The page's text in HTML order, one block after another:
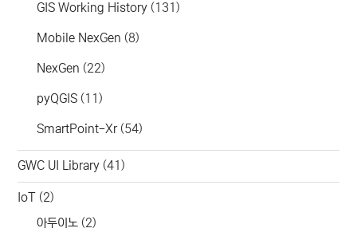
GIS Working History (131)
Mobile NexGen (8)
NexGen (22)
pyQGIS (11)
SmartPoint-Xr(54)
GWC UI Library (41)
IoT (2)
아두이노 (2)